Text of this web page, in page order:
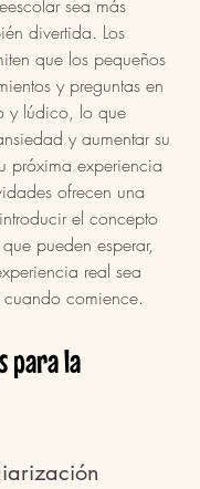
sea más
divertida. Los
que los pequeños
y preguntas en
y lúdico, lo que
y aumentar su
próxima experiencia
ofrecen una
el concepto
pueden esperar,
real sea
comience.
para la